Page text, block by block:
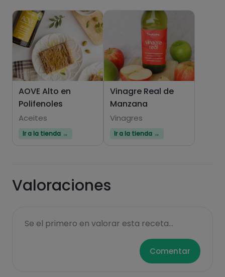
AOVE Alto en
Polifenoles
Aceites
Ir a la tienda →
Vinagre Real de
Manzana
Vinagres
Ir a la tienda →
Valoraciones
Se el primero en valorar esta receta...
Comentar